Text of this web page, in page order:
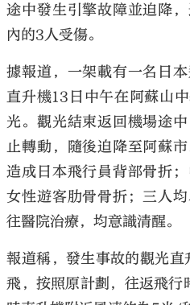
途中發生引擎故障並迫降
內的3人受傷。
據報道，一架載有一名日
直升機13日中午在阿蘇山
光。觀光結束返回機場途
止轉動，隨後迫降至阿蘇
造成日本飛行員背部骨折
女性遊客肋骨骨折；三人
往醫院治療，均意識清醒。
報道稱，發生事故的觀光
飛，按照原計劃，往返飛